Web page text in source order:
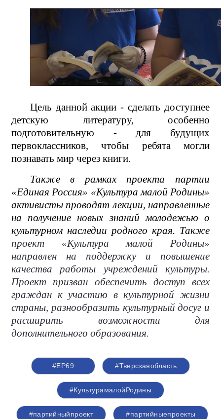
Цель данной акции - сделать доступнее
детскую литературу, особенно
подготовительную - для будущих
первоклассников, чтобы ребята могли
познавать мир через книги.
Также в рамках проекта партии
«Единая Россия» «Культура малой Родины»
активисты проводят лекции, направленные
на получение новых знаний молодежью о
культурном наследии родного края. Также
проект «Культура малой Родины»
направлен на поддержку и повышение
качества работы учреждений культуры.
Проект призван обеспечить доступ всех
граждан к участию в культурной жизни
страны, разнообразить культурный досуг и
расширить возможности для
дополнительного образования.
#ЕР69 #Тверскаяобласть
#КультурамалойРодины
#партийныйпроект #партийныепроекты